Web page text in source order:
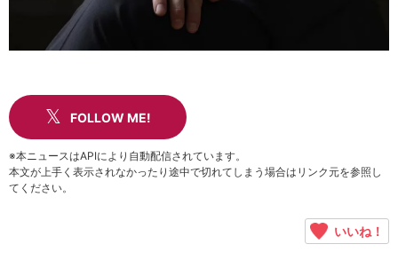
FOLLOW ME!
※本ニュースはAPIにより自動配信されています。
本文が上手く表示されなかったり途中で切れてしまう場合はリンク元を参照し
てください。
いいね！